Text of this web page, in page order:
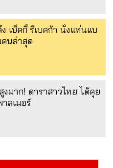
ง เบ็คกี้ รีเบคก้า นั่งแท่นแบ
นล่าสุด
มาก! ดาราสาวไทย ได้คุย
ลเมอร์